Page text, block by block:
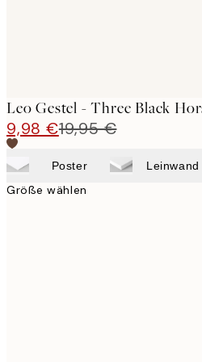
Leo Gestel - Three Black
9,98 €19,95 €
Poster Leinwand
Größe wählen